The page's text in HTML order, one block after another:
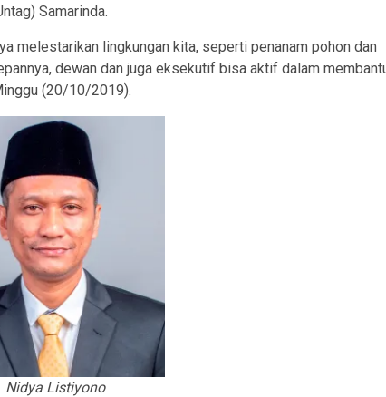
Samarinda.
melestarikan lingkungan kita, seperti penanam pohon dan
dewan dan juga eksekutif bisa aktif dalam
(20/10/2019).
Nidya Listiyono